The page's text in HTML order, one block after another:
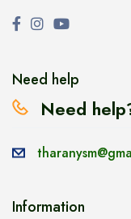
Need help
Need
Information